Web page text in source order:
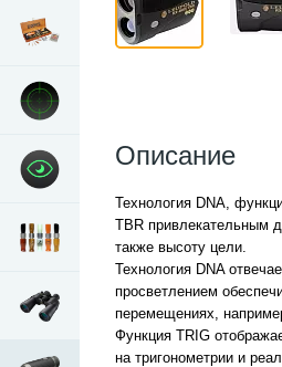
Описание
Технология DNA,
TBR привлекательным
также высоту цели.
Технология DNA
просветлением
перемещениях,
Функция TRIG
на тригонометрии и